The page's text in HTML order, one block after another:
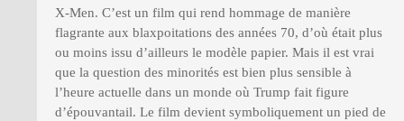
X-Men. C’est un film qui rend hommage de manière
flagrante aux blaxpoitations des années 70, d’où était plus
ou moins issu d’ailleurs le modèle papier. Mais il est vrai
que la question des minorités est bien plus sensible à
l’heure actuelle dans un monde où Trump fait figure
d’épouvantail. Le film devient symboliquement un pied de